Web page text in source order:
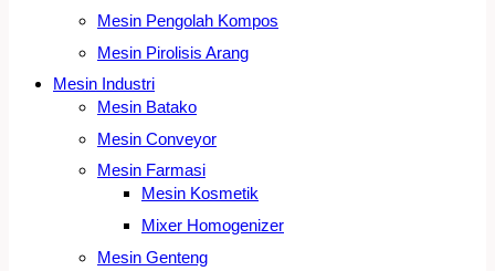
Mesin Pengolah Kompos
Mesin Pirolisis Arang
Mesin Industri
Mesin Batako
Mesin Conveyor
Mesin Farmasi
Mesin Kosmetik
Mixer Homogenizer
Mesin Genteng